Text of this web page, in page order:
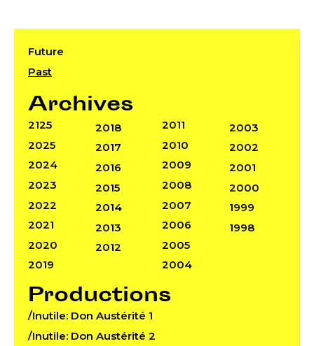
Future
Past
Archives
2125
2025
2024
2023
2022
2021
2020
2019
2018
2017
2016
2015
2014
2013
2012
2011
2010
2009
2008
2007
2006
2005
2004
2003
2002
2001
2000
1999
1998
Productions
/Inutile: Don Austérité 1
/Inutile: Don Austérité 2